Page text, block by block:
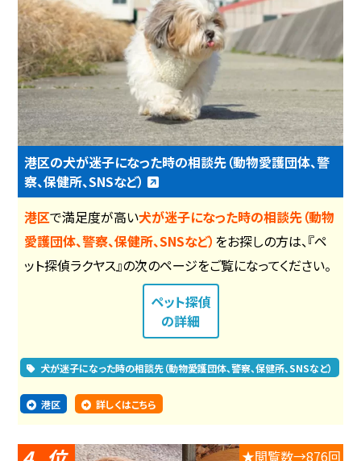
港区の犬が迷子になった時の相談先（動物愛護団体、警
察、保健所、SNSなど）
港区で満足度が高い犬が迷子になった時の相談先（動物
愛護団体、警察、保健所、SNSなど） をお探しの方は、『ペ
ット探偵ラクヤス』の次のページをご覧になってください。
ペット探偵
の詳細
犬が迷子になった時の相談先（動物愛護団体、警察、保健所、SNSなど）
港区 詳しくはこちら
★閲覧数→876回